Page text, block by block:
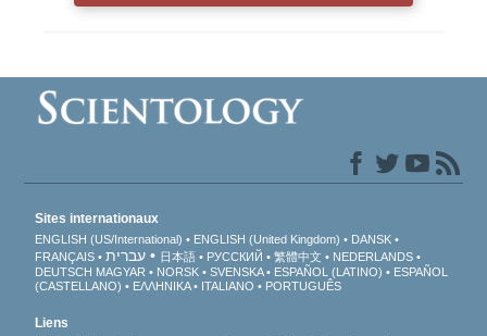
Sites internationaux
ENGLISH (US/International) ENGLISH (United Kingdom)
DANSK
FRANÇAIS
עברית 日本語 РУССКИЙ 繁體中文
NEDERLANDS
DEUTSCH MAGYAR NORSK SVENSKA ESPAÑOL (LATINO)
ESPAÑOL
(CASTELLANO)
ΕΛΛΗΝΙΚA ITALIANO PORTUGUÊS
Liens